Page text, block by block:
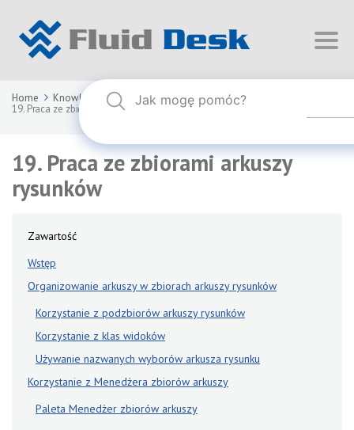
Home Knowledge Base
FLUID DESK BIM 2026
19. Praca ze zbiorami arkuszy rysunków
19. Praca ze zbiorami arkuszy
rysunków
Zawartość
Wstęp
Organizowanie arkuszy w zbiorach arkuszy rysunków
Korzystanie z podzbiorów arkuszy rysunków
Korzystanie z klas widoków
Używanie nazwanych wyborów arkusza rysunku
Korzystanie z Menedżera zbiorów arkuszy
Paleta Menedżer zbiorów arkuszy